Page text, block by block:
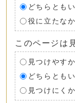
どちらとも
役に立たな
このページは
見つけやす
どちらとも
見つけにく